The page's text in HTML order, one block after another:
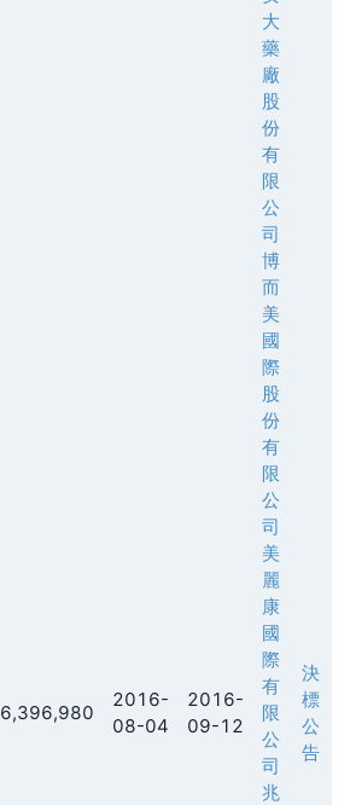
6,396,980
2016-
08-04
2016-
09-12
大
藥
廠
股
份
有
限
公
司
博
而
美
國
際
股
份
有
限
公
司
美
麗
康
國
際
有
限
公
司
兆
決
標
公
告